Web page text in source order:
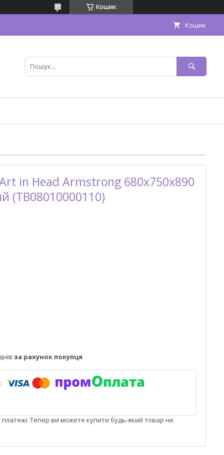
Кошик
Кошик
in Head Armstrong 680x750x890
(TB08010000110)
за рахунок покупця
платежі. Тепер ви можете купити будь-який товар не